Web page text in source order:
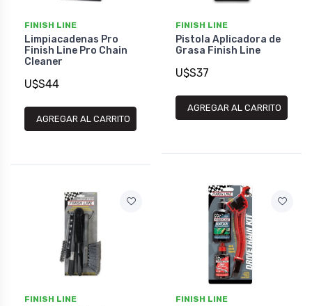
FINISH LINE
Limpiacadenas Pro
Finish Line Pro Chain
Cleaner
U$S44
AGREGAR AL CARRITO
FINISH LINE
Pistola Aplicadora de
Grasa Finish Line
U$S37
AGREGAR AL CARRITO
FINISH LINE FINISH LINE